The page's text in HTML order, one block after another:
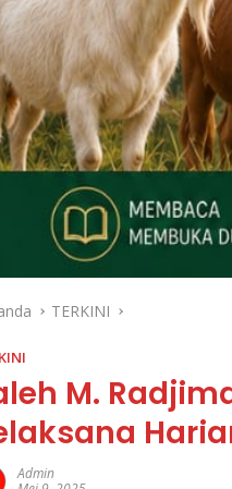
TERKINI
M.
Admin